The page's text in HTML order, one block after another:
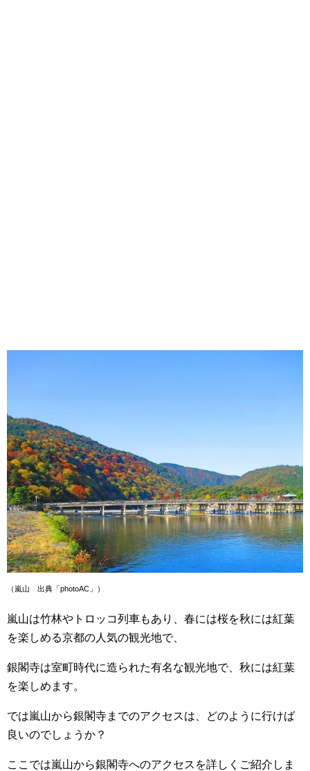
（嵐山 出典「photoAC」）
嵐山は竹林やトロッコ列車もあり、春には桜を秋には紅葉
を楽しめる京都の人気の観光地で、
銀閣寺は室町時代に造られた有名な観光地で、秋には紅葉
を楽しめます。
では嵐山から銀閣寺までのアクセスは、どのように行けば
良いのでしょうか？
ここでは嵐山から銀閣寺へのアクセスを詳しくご紹介しま